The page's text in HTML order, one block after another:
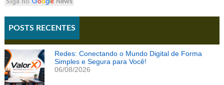
POSTS RECENTES
Redes: Conectando o Mundo Digital de Forma
Simples e Segura para Você!
06/08/2026